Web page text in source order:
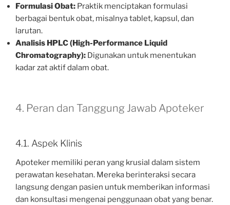
Formulasi Obat: Praktik menciptakan formulasi
berbagai bentuk obat, misalnya tablet, kapsul, dan
larutan.
Analisis HPLC (High-Performance Liquid
Chromatography): Digunakan untuk menentukan
kadar zat aktif dalam obat.
4. Peran dan Tanggung Jawab Apoteker
4.1. Aspek Klinis
Apoteker memiliki peran yang krusial dalam sistem
perawatan kesehatan. Mereka berinteraksi secara
langsung dengan pasien untuk memberikan informasi
dan konsultasi mengenai penggunaan obat yang benar.